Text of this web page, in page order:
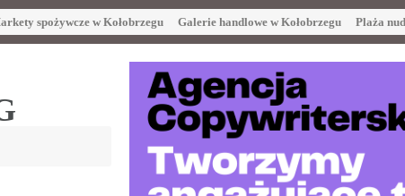
spożywcze w Kołobrzegu Galerie handlowe w Kołobrzegu Plaża